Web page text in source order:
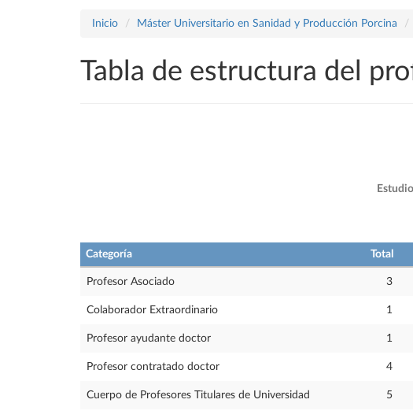
Inicio Máster Universitario en Sanidad y Producción Porcina
Tabla de estructura del
Categoría Total
Profesor Asociado 3
Colaborador Extraordinario 1
Profesor ayudante doctor 1
Profesor contratado doctor 4
Cuerpo de Profesores Titulares de Universidad 5